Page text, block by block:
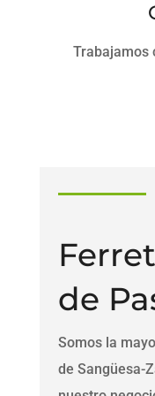
Trabajamos
de
Somos la
de Sangüesa-